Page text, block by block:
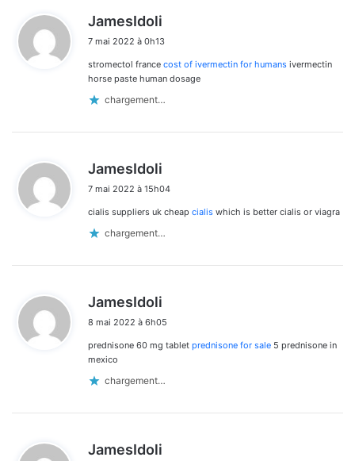
JamesIdoli
t
:
7 mai 2022 à 0h13
stromectol france cost of ivermectin for humans ivermectin
horse paste human dosage
chargement…
JamesIdoli
t
7 mai 2022 à 15h04
cialis suppliers uk cheap cialis which is better cialis or viagra
chargement…
JamesIdoli
t
8 mai 2022 à 6h05
prednisone 60 mg tablet prednisone for sale 5 prednisone in
mexico
chargement…
JamesIdoli